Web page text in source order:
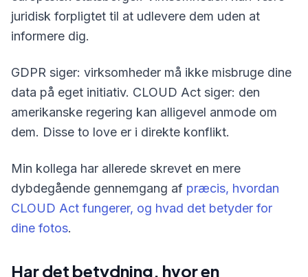
juridisk forpligtet til at udlevere dem uden at
informere dig.
GDPR siger: virksomheder må ikke misbruge dine
data på eget initiativ. CLOUD Act siger: den
amerikanske regering kan alligevel anmode om
dem. Disse to love er i direkte konflikt.
Min kollega har allerede skrevet en mere
dybdegående gennemgang af præcis, hvordan
CLOUD Act fungerer, og hvad det betyder for
dine fotos.
Har det betydning, hvor en